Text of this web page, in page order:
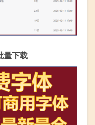
量下载